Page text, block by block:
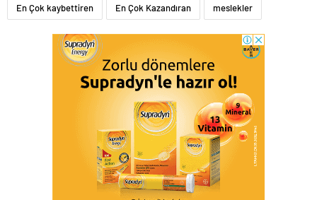
En Çok kaybettiren En Çok Kazandıran meslekler